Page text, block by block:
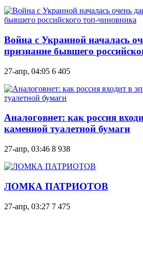
Война с Украиной началась
признание бывшего
27-апр, 04:05 6 405
Аналоговнет: как россия
каменной туалетной бумаги
27-апр, 03:46 8 938
ЛОМКА ПАТРИОТОВ
27-апр, 03:27 7 475